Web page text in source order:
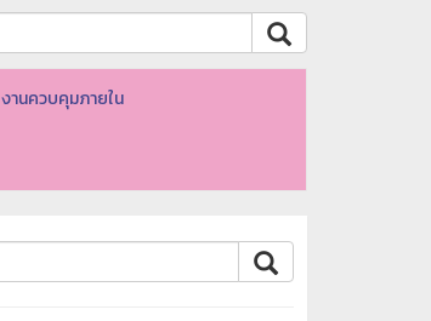
งานควบคุมภายใน